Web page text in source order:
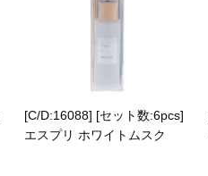
[C/D:16088] [セット数:6pcs]
エスプリ ホワイトムスク